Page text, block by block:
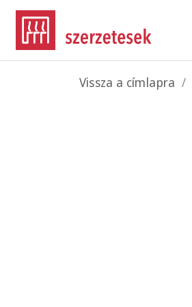
Ugrás a tartalomra
Morzsa
Vissza a címlapra